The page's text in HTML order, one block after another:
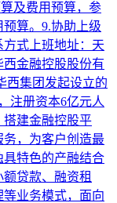
及费用预算，参
算。9.协助上级
式上班地址：天
金融控股股份有
西集团发起设立的
注册资本6亿元人
搭建金融控股平
，为客户创造最
特色的产融结合
贷款、融资租
业务模式，面向